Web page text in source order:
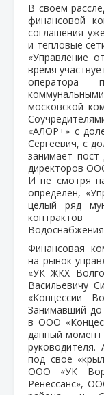
В своем
финансовой
соглашения
и тепловые
«Управление
время
московской
«АЛОР+» с
Сергеевич, с
занимает пост
директоров
И не смотря
определен,
целый ряд
Финансовая
на рынок
«УК ЖКХ
Васильевичу
«Концессии
Занимавший до
в ООО
данный
под свое
ООО «УК
Ренессанс»,